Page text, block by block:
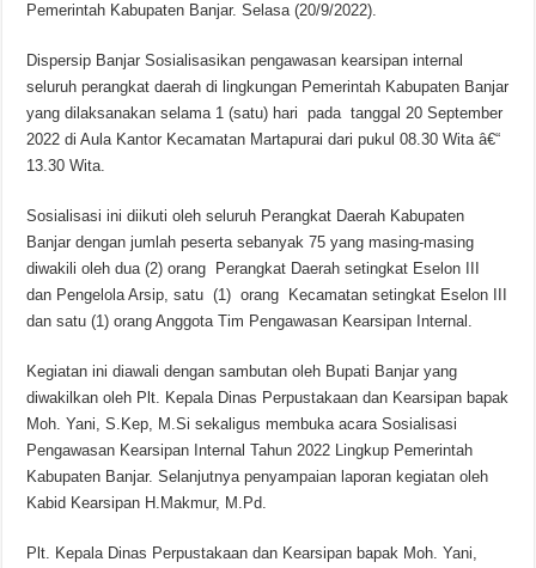
Pemerintah Kabupaten Banjar. Selasa (20/9/2022).
Dispersip Banjar Sosialisasikan pengawasan kearsipan internal
seluruh perangkat daerah di lingkungan Pemerintah Kabupaten Banjar
yang dilaksanakan selama 1 (satu) hari pada tanggal 20 September
2022 di Aula Kantor Kecamatan Martapurai dari pukul 08.30 Wita â€“
13.30 Wita.
Sosialisasi ini diikuti oleh seluruh Perangkat Daerah Kabupaten
Banjar dengan jumlah peserta sebanyak 75 yang masing-masing
diwakili oleh dua (2) orang Perangkat Daerah setingkat Eselon III
dan Pengelola Arsip, satu (1) orang Kecamatan setingkat Eselon III
dan satu (1) orang Anggota Tim Pengawasan Kearsipan Internal.
Kegiatan ini diawali dengan sambutan oleh Bupati Banjar yang
diwakilkan oleh Plt. Kepala Dinas Perpustakaan dan Kearsipan bapak
Moh. Yani, S.Kep, M.Si sekaligus membuka acara Sosialisasi
Pengawasan Kearsipan Internal Tahun 2022 Lingkup Pemerintah
Kabupaten Banjar. Selanjutnya penyampaian laporan kegiatan oleh
Kabid Kearsipan H.Makmur, M.Pd.
Plt. Kepala Dinas Perpustakaan dan Kearsipan bapak Moh. Yani,